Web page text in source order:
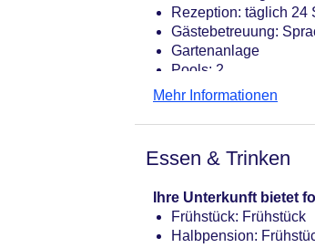
Rezeption: täglich 24
Gästebetreuung:
Gartenanlage
Pools: 2
Pool „Main
Pool „Turtle Bay Pool
Badetücher: ohne
Internet: WLAN/WiFi,
Wäscheservice:
Concierge Service,
Mehr Informationen
Essen & Trinken
Ihre Unterkunft bietet
Frühstück: Frühstück
Halbpension: